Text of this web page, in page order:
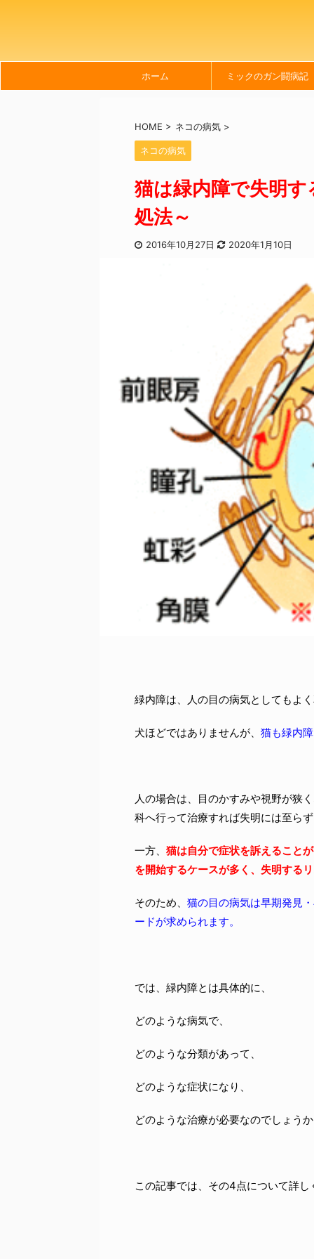
ホーム ミックのガン闘病記
HOME > ネコの病気 >
ネコの病気
猫は緑内障で失明
処法～
2016年10月27日 2020年1月10日
緑内障は、人の目の病気としてもよ
犬ほどではありませんが、 猫も緑内
人の場合は、目のかすみや視野が狭
科へ行って治療すれば失明には至ら
一方、 猫は自分で症状を訴えること
を開始するケースが多く、失明する
そのため、 猫の目の病気は早期発見
ードが求められます。
では、緑内障とは具体的に、
どのような病気で、
どのような分類があって、
どのような症状になり、
どのような治療が必要なのでしょう
この記事では、その4点について詳し